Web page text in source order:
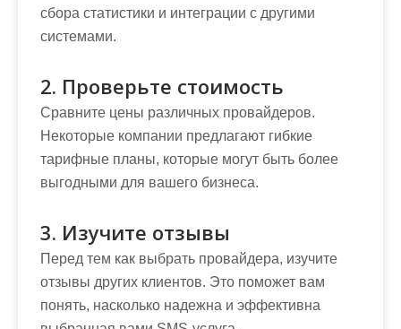
сбора статистики и интеграции с другими
системами.
2. Проверьте стоимость
Сравните цены различных провайдеров.
Некоторые компании предлагают гибкие
тарифные планы, которые могут быть более
выгодными для вашего бизнеса.
3. Изучите отзывы
Перед тем как выбрать провайдера, изучите
отзывы других клиентов. Это поможет вам
понять, насколько надежна и эффективна